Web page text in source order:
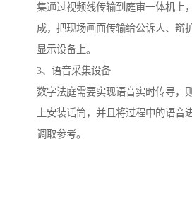
集通过视频线传输到庭审一体机上
成，把现场画面传输给公诉人、辩
显示设备上。
3、语音采集设备
数字法庭需要实现语音实时传导，
上安装话筒，并且将过程中的语音
调取参考。